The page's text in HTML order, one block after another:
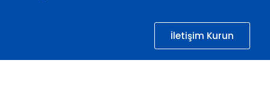
İletişim Kurun